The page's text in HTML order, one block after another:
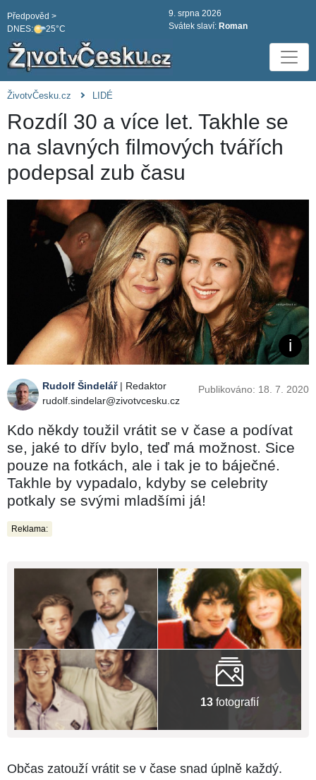
DNES: 25°C
Předpověd >
9. srpna 2026
Svátek slaví: Roman
ŽivotvČesku.cz LIDÉ
Rozdíl 30 a více let. Takhle se
na slavných filmových tvářích
podepsal zub času
Rudolf Šindelář| Redaktor
rudolf.sindelar@zivotvcesku.cz
Publikováno: 18. 7. 2020
Kdo někdy toužil vrátit se v čase a podívat
se, jaké to dřív bylo, teď má možnost. Sice
pouze na fotkách, ale i tak je to báječné.
Takhle by vypadalo, kdyby se celebrity
potkaly se svými mladšími já!
Reklama:
13 fotografií
Občas zatouží vrátit se v čase snad úplně každý.